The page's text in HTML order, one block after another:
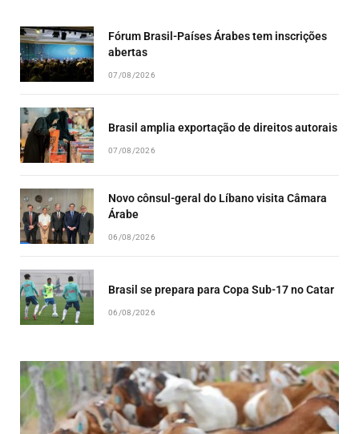
Fórum Brasil-Países Árabes tem inscrições
abertas
07/08/2026
Brasil amplia exportação de direitos autorais
07/08/2026
Novo cônsul-geral do Líbano visita Câmara
Árabe
06/08/2026
Brasil se prepara para Copa Sub-17 no Catar
06/08/2026